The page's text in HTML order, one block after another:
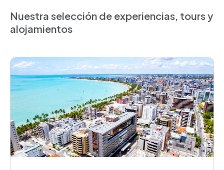
Nuestra selección de experiencias, tours y
alojamientos